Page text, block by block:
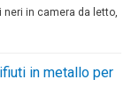
in camera da letto,
in metallo per